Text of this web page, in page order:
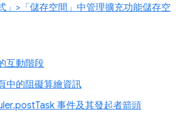
」>「儲存空間」中管理擴充功能儲存空
互動階段
中的阻礙算繪資訊
事件及其發起者箭頭